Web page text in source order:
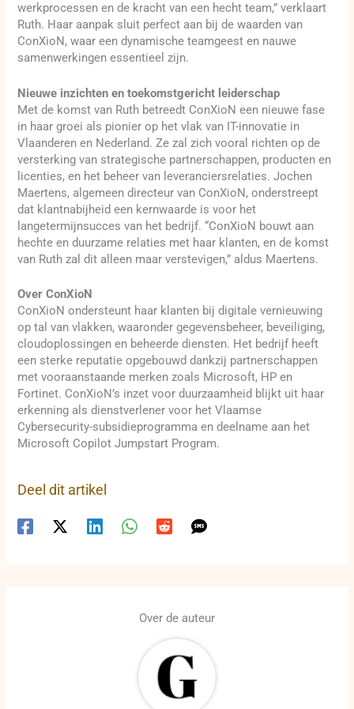
werkprocessen en de kracht van een hecht team,” verklaart
Ruth. Haar aanpak sluit perfect aan bij de waarden van
ConXioN, waar een dynamische teamgeest en nauwe
samenwerkingen essentieel zijn.
Nieuwe inzichten en toekomstgericht leiderschap
Met de komst van Ruth betreedt ConXioN een nieuwe fase
in haar groei als pionier op het vlak van IT-innovatie in
Vlaanderen en Nederland. Ze zal zich vooral richten op de
versterking van strategische partnerschappen, producten en
licenties, en het beheer van leveranciersrelaties. Jochen
Maertens, algemeen directeur van ConXioN, onderstreept
dat klantnabijheid een kernwaarde is voor het
langetermijnsucces van het bedrijf. “ConXioN bouwt aan
hechte en duurzame relaties met haar klanten, en de komst
van Ruth zal dit alleen maar verstevigen,” aldus Maertens.
Over ConXioN
ConXioN ondersteunt haar klanten bij digitale vernieuwing
op tal van vlakken, waaronder gegevensbeheer, beveiliging,
cloudoplossingen en beheerde diensten. Het bedrijf heeft
een sterke reputatie opgebouwd dankzij partnerschappen
met vooraanstaande merken zoals Microsoft, HP en
Fortinet. ConXioN’s inzet voor duurzaamheid blijkt uit haar
erkenning als dienstverlener voor het Vlaamse
Cybersecurity-subsidieprogramma en deelname aan het
Microsoft Copilot Jumpstart Program.
Deel dit artikel
Over de auteur